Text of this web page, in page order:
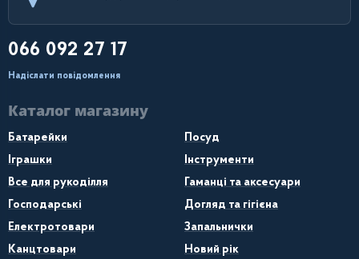
066 092 27 17
Надіслати повідомлення
Каталог магазину
Батарейки
Посуд
Іграшки
Інструменти
Все для рукоділля
Гаманці та аксесуари
Господарські
Догляд та гігієна
Електротовари
Запальнички
Канцтовари
Новий рік